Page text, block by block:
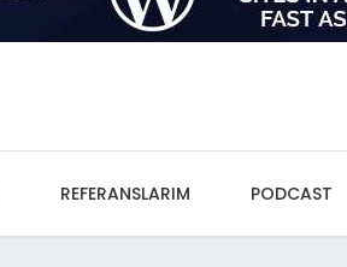
REFERANSLARIM PODCAST